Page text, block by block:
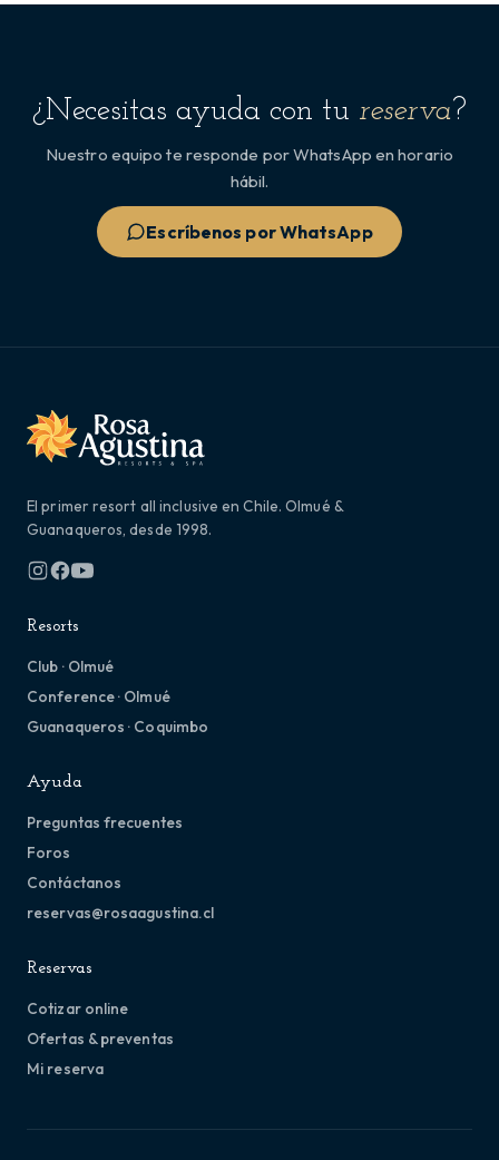
¿Necesitas ayuda con tu reserva?
Nuestro equipo te responde por WhatsApp en horario
hábil.
Escríbenos por WhatsApp
El primer resort all inclusive en Chile. Olmué &
Guanaqueros, desde 1998.
Resorts
Club · Olmué
Conference · Olmué
Guanaqueros · Coquimbo
Ayuda
Preguntas frecuentes
Foros
Contáctanos
reservas@rosaagustina.cl
Reservas
Cotizar online
Ofertas & preventas
Mi reserva